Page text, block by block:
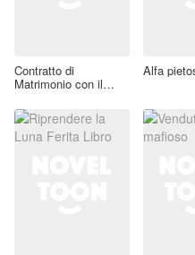
Contratto di
Matrimonio con il
Segretamente
Alfa